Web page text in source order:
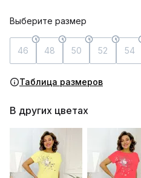
Выберите размер
46 48 50 52 54
Таблица размеров
В других цветах